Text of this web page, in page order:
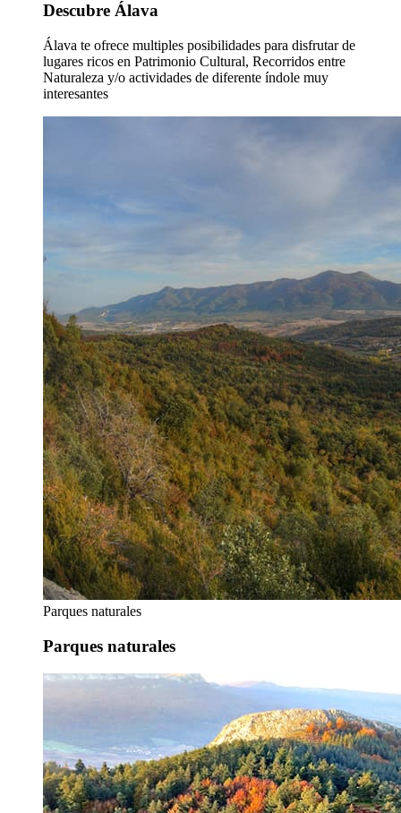
Descubre Álava
Álava te ofrece multiples posibilidades para disfrutar de
lugares ricos en Patrimonio Cultural, Recorridos entre
Naturaleza y/o actividades de diferente índole muy
interesantes
Parques naturales
Parques naturales